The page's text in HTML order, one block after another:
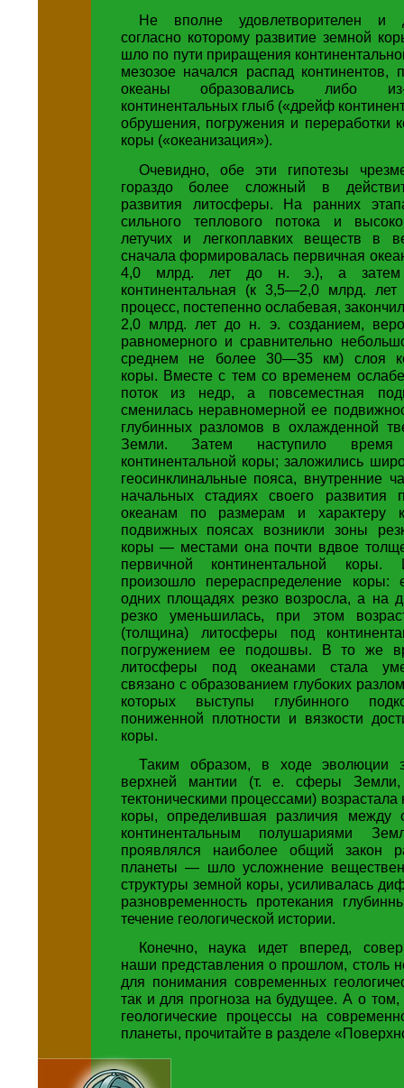
Не вполне удовлетворителен и
согласно которому развитие земной
шло по пути приращения
мезозое начался распад континентов,
океаны образовались либо
континентальных глыб («дрейф
обрушения, погружения и переработки
коры («океанизация»).
Очевидно, обе эти гипотезы
гораздо более сложный в
развития литосферы. На ранних
сильного теплового потока и
летучих и легкоплавких веществ в
сначала формировалась первичная
4,0 млрд. лет до н. э.), а затем
континентальная (к 3,5—2,0 млрд.
процесс, постепенно ослабевая,
2,0 млрд. лет до н. э. созданием,
равномерного и сравнительно
среднем не более 30—35 км) слоя
коры. Вместе с тем со временем
поток из недр, а повсеместная
сменилась неравномерной ее
глубинных разломов в охлажденной
Земли. Затем наступило время
континентальной коры; заложились
геосинклинальные пояса, внутренние
начальных стадиях своего развития
океанам по размерам и характеру
подвижных поясах возникли зоны
коры — местами она почти вдвое
первичной континентальной коры.
произошло перераспределение
одних площадях резко возросла, а на
резко уменьшилась, при этом
(толщина) литосферы под
погружением ее подошвы. В то же
литосферы под океанами стала
связано с образованием глубоких
которых выступы глубинного
пониженной плотности и вязкости
коры.
Таким образом, в ходе эволюции
верхней мантии (т. е. сферы Земли,
тектоническими процессами) возрастала
коры, определившая различия между
континентальным полушариями
проявлялся наиболее общий закон
планеты — шло усложнение
структуры земной коры, усиливалась
разновременность протекания
течение геологической истории.
Конечно, наука идет вперед,
наши представления о прошлом, столь
для понимания современных
так и для прогноза на будущее. А о том,
геологические процессы на
планеты, прочитайте в разделе